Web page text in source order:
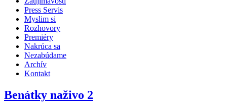
Press Servis
Myslim si
Rozhovory
Premiéry
Nakrúca sa
Nezabúdame
Archív
Kontakt
Benátky naživo 2